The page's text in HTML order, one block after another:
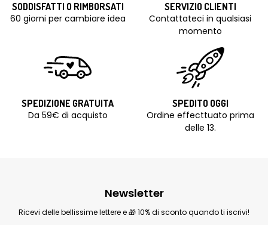
SODDISFATTI O RIMBORSATI
60 giorni per cambiare idea
SERVIZIO CLIENTI
Contattateci in qualsiasi
momento
SPEDIZIONE GRATUITA
Da 59€ di acquisto
SPEDITO OGGI
Ordine effecttuato prima
delle 13.
Newsletter
Ricevi delle bellissime lettere e 🎁 10% di sconto quando ti iscrivi!